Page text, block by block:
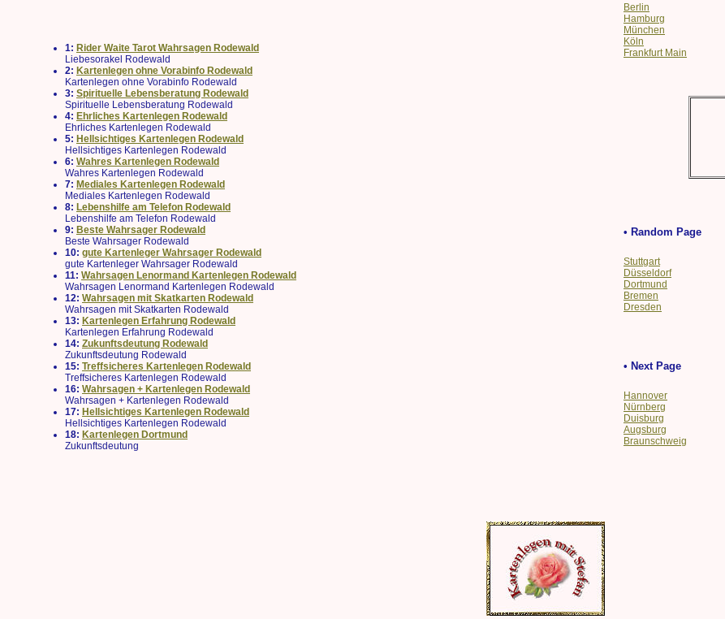
1: Rider Waite Tarot Wahrsagen Rodewald
Liebesorakel Rodewald
2: Kartenlegen ohne Vorabinfo Rodewald
Kartenlegen ohne Vorabinfo Rodewald
3: Spirituelle Lebensberatung Rodewald
Spirituelle Lebensberatung Rodewald
4: Ehrliches Kartenlegen Rodewald
Ehrliches Kartenlegen Rodewald
5: Hellsichtiges Kartenlegen Rodewald
Hellsichtiges Kartenlegen Rodewald
6: Wahres Kartenlegen Rodewald
Wahres Kartenlegen Rodewald
7: Mediales Kartenlegen Rodewald
Mediales Kartenlegen Rodewald
8: Lebenshilfe am Telefon Rodewald
Lebenshilfe am Telefon Rodewald
9: Beste Wahrsager Rodewald
Beste Wahrsager Rodewald
10: gute Kartenleger Wahrsager Rodewald
gute Kartenleger Wahrsager Rodewald
11: Wahrsagen Lenormand Kartenlegen Rodewald
Wahrsagen Lenormand Kartenlegen Rodewald
12: Wahrsagen mit Skatkarten Rodewald
Wahrsagen mit Skatkarten Rodewald
13: Kartenlegen Erfahrung Rodewald
Kartenlegen Erfahrung Rodewald
14: Zukunftsdeutung Rodewald
Zukunftsdeutung Rodewald
15: Treffsicheres Kartenlegen Rodewald
Treffsicheres Kartenlegen Rodewald
16: Wahrsagen + Kartenlegen Rodewald
Wahrsagen + Kartenlegen Rodewald
17: Hellsichtiges Kartenlegen Rodewald
Hellsichtiges Kartenlegen Rodewald
18: Kartenlegen Dortmund
Zukunftsdeutung
Berlin
Hamburg
München
Köln
Frankfurt Main
• Random Page
Stuttgart
Düsseldorf
Dortmund
Bremen
Dresden
• Next Page
Hannover
Nürnberg
Duisburg
Augsburg
Braunschweig